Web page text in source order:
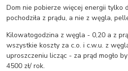
Dom nie pobierze więcej energii tylko
pochodziła z prądu, a nie z węgla,
Kilowatogodzina z węgla - 0,20 a z
wszystkie koszty za c.o. i c.w.u. z
uproszczeniu licząc - za prąd mogło
4500 zł/ rok.